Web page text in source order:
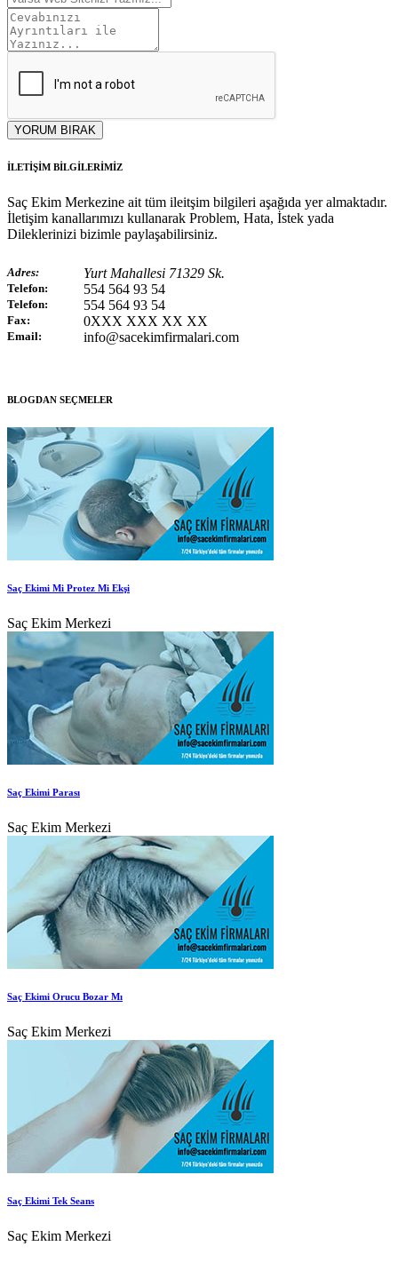
YORUM BIRAK
İLETİŞİM BİLGİLERİMİZ
Saç Ekim Merkezine ait tüm ileitşim bilgileri aşağıda yer almaktadır.
İletişim kanallarımızı kullanarak Problem, Hata, İstek yada
Dileklerinizi bizimle paylaşabilirsiniz.
Adres: Yurt Mahallesi 71329 Sk.
Telefon: 554 564 93 54
Telefon: 554 564 93 54
Fax: 0XXX XXX XX XX
Email: info@sacekimfirmalari.com
BLOGDAN SEÇMELER
Saç Ekimi Mi Protez Mi Ekşi
Saç Ekim Merkezi
Saç Ekimi Parası
Saç Ekim Merkezi
Saç Ekimi Orucu Bozar Mı
Saç Ekim Merkezi
Saç Ekimi Tek Seans
Saç Ekim Merkezi